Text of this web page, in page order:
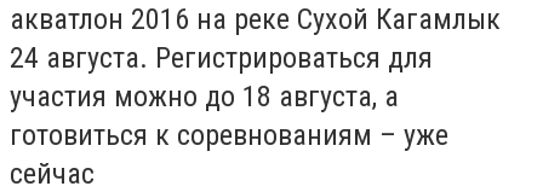
акватлон 2016 на реке Сухой Кагамлык
24 августа. Регистрироваться для
участия можно до 18 августа, а
готовиться к соревнованиям – уже
сейчас